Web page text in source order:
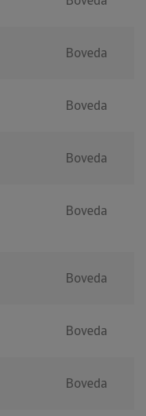
Boveda
Boveda
Boveda
Boveda
Boveda
Boveda
Boveda